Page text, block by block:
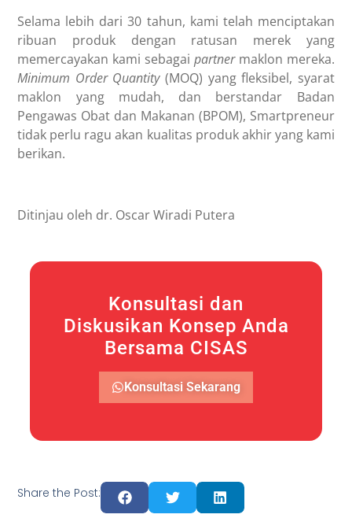
Selama lebih dari 30 tahun, kami telah menciptakan
ribuan produk dengan ratusan merek yang
memercayakan kami sebagai partner maklon mereka.
Minimum Order Quantity (MOQ) yang fleksibel, syarat
maklon yang mudah, dan berstandar Badan
Pengawas Obat dan Makanan (BPOM), Smartpreneur
tidak perlu ragu akan kualitas produk akhir yang kami
berikan.
Ditinjau oleh dr. Oscar Wiradi Putera
Konsultasi dan
Diskusikan Konsep Anda
Bersama CISAS
Konsultasi Sekarang
Share the Post: